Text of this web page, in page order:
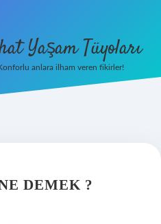
Yaşam Tüyoları
anlara ilham veren fikirler!
DEMEK ?